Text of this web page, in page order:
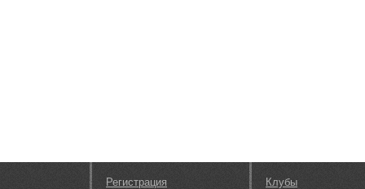
Регистрация
Клубы